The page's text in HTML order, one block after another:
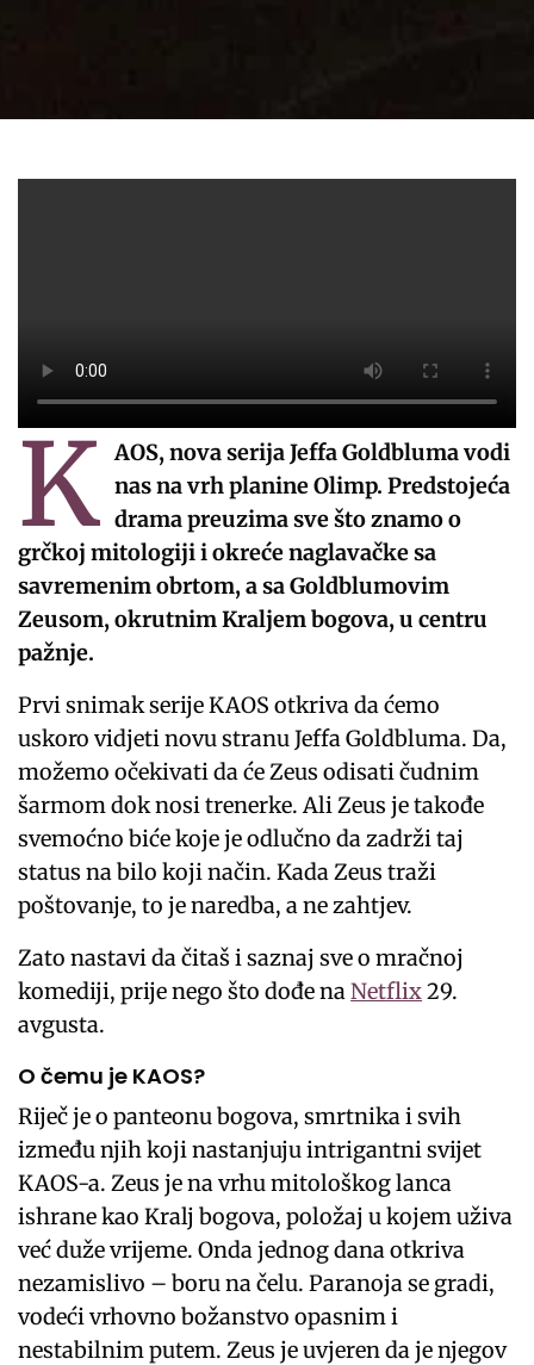
K AOS, nova serija Jeffa Goldbluma vodi
nas na vrh planine Olimp. Predstojeća
drama preuzima sve što znamo o
grčkoj mitologiji i okreće naglavačke sa
savremenim obrtom, a sa Goldblumovim
Zeusom, okrutnim Kraljem bogova, u centru
pažnje.
Prvi snimak serije KAOS otkriva da ćemo
uskoro vidjeti novu stranu Jeffa Goldbluma. Da,
možemo očekivati ​​da će Zeus odisati čudnim
šarmom dok nosi trenerke. Ali Zeus je takođe
svemoćno biće koje je odlučno da zadrži taj
status na bilo koji način. Kada Zeus traži
poštovanje, to je naredba, a ne zahtjev.
Zato nastavi da čitaš i saznaj sve o mračnoj
komediji, prije nego što dođe naNetflix29.
avgusta.
O čemu je KAOS?
Riječ je o panteonu bogova, smrtnika i svih
između njih koji nastanjuju intrigantni svijet
KAOS-a. Zeus je na vrhu mitološkog lanca
ishrane kao Kralj bogova, položaj u kojem uživa
već duže vrijeme. Onda jednog dana otkriva
nezamislivo – boru na čelu. Paranoja se gradi,
vodeći vrhovno božanstvo opasnim i
nestabilnim putem. Zeus je uvjeren da je njegov